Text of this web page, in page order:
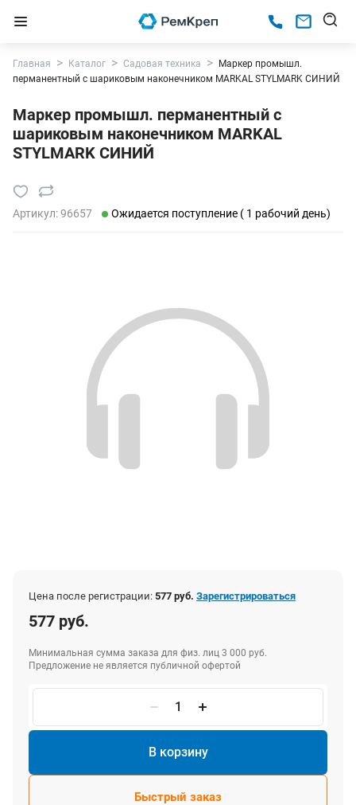
Главная Каталог Садовая техника
Маркер промышл.
перманентный с шариковым наконечником MARKAL STYLMARK СИНИЙ
Маркер промышл. перманентный с
шариковым наконечником MARKAL
STYLMARK СИНИЙ
Артикул:96657 Ожидается поступление ( 1 рабочий день)
Цена после регистрации: 577 руб. Зарегистрироваться
577 руб.
Минимальная сумма заказа для физ. лиц 3 000 руб.
Предложение не является публичной офертой
В корзину
Быстрый заказ